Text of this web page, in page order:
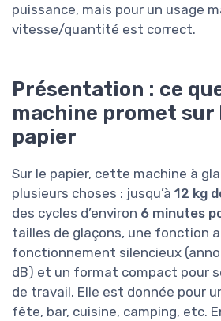
puissance, mais pour un usage
vitesse/quantité est correct.
Présentation : ce
machine promet sur
papier
Sur le papier, cette machine à
plusieurs choses : jusqu’à 12 kg
des cycles d’environ 6 minutes
tailles de glaçons, une fonction
fonctionnement silencieux
dB) et un format compact pour
de travail. Elle est donnée pour
fête, bar, cuisine, camping, etc.